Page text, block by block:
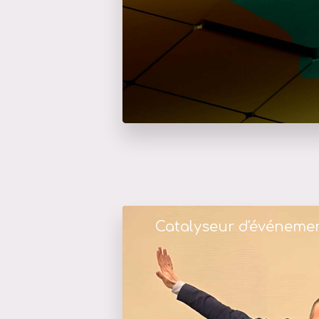
Catalyseur